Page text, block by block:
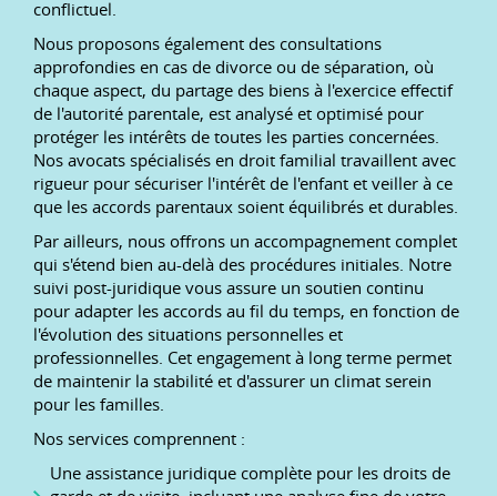
conflictuel.
Nous proposons également des consultations
approfondies en cas de divorce ou de séparation, où
chaque aspect, du partage des biens à l'exercice effectif
de l'autorité parentale, est analysé et optimisé pour
protéger les intérêts de toutes les parties concernées.
Nos avocats spécialisés en droit familial travaillent avec
rigueur pour sécuriser l'intérêt de l'enfant et veiller à ce
que les accords parentaux soient équilibrés et durables.
Par ailleurs, nous offrons un accompagnement complet
qui s'étend bien au-delà des procédures initiales. Notre
suivi post-juridique vous assure un soutien continu
pour adapter les accords au fil du temps, en fonction de
l'évolution des situations personnelles et
professionnelles. Cet engagement à long terme permet
de maintenir la stabilité et d'assurer un climat serein
pour les familles.
Nos services comprennent :
Une assistance juridique complète pour les droits de